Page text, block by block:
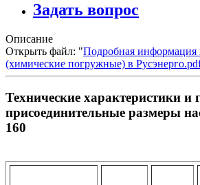
Задать вопрос
Описание
Открыть файл: "Подробная
(химические погружные) в
Технические характеристики и
присоединительные размеры
160